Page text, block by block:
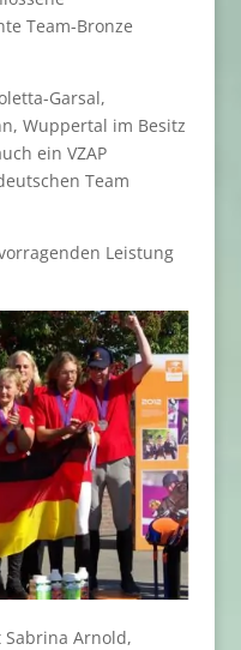
Team-Bronze
Garsal,
Wuppertal im Besitz
ein VZAP
Team
Leistung
Arnold,